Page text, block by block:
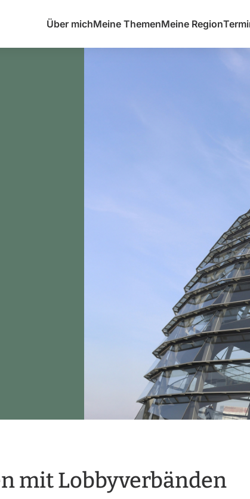
Über michMeine ThemenMeine Region
mit Lobbyverbänden